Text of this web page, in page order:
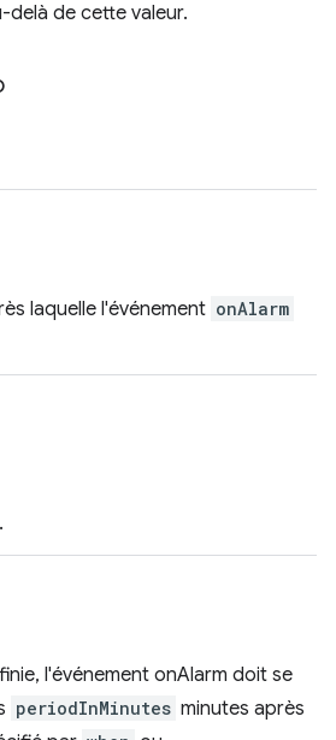
de cette valeur.
laquelle l'événement onAlarm
l'événement onAlarm doit se
periodInMinutes minutes après